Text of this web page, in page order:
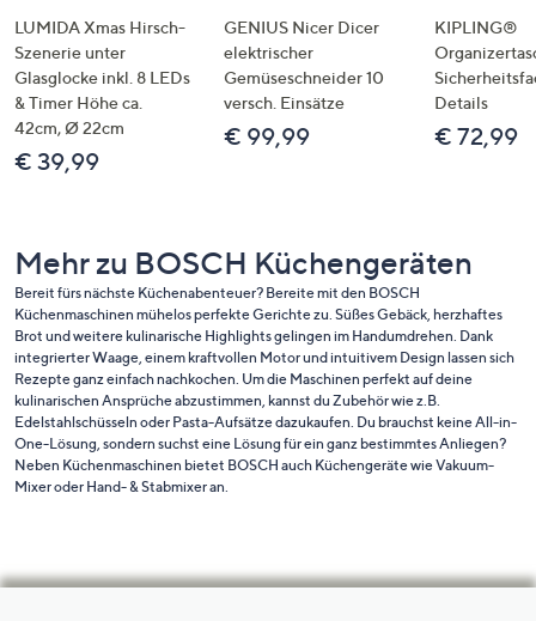
LUMIDA Xmas Hirsch-
Szenerie unter
Glasglocke inkl. 8 LEDs
& Timer Höhe ca.
42cm, Ø 22cm
€ 39,99
GENIUS Nicer Dicer
elektrischer
Gemüseschneider 10
versch. Einsätze
€ 99,99
KIPLING®
Details
€ 72,99
Mehr zu BOSCH Küchengeräten
Bereit fürs nächste Küchenabenteuer? Bereite mit den BOSCH
Küchenmaschinen mühelos perfekte Gerichte zu. Süßes Gebäck, herzhaftes
Brot und weitere kulinarische Highlights gelingen im Handumdrehen. Dank
integrierter Waage, einem kraftvollen Motor und intuitivem Design lassen sich
Rezepte ganz einfach nachkochen. Um die Maschinen perfekt auf deine
kulinarischen Ansprüche abzustimmen, kannst du Zubehör wie z.B.
Edelstahlschüsseln oder Pasta-Aufsätze dazukaufen. Du brauchst keine All-in-
One-Lösung, sondern suchst eine Lösung für ein ganz bestimmtes Anliegen?
Neben Küchenmaschinen bietet BOSCH auch Küchengeräte wie Vakuum-
Mixer oder Hand- & Stabmixer an.